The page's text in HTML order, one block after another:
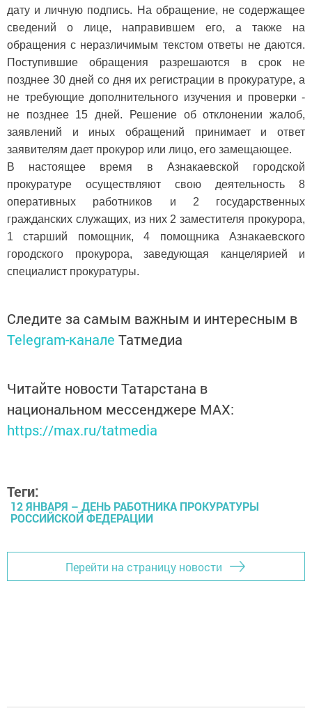
дату и личную подпись. На обращение, не содержащее
сведений о лице, направившем его, а также на
обращения с неразличимым текстом ответы не даются.
Поступившие обращения разрешаются в срок не
позднее 30 дней со дня их регистрации в прокуратуре, а
не требующие дополнительного изучения и проверки -
не позднее 15 дней. Решение об отклонении жалоб,
заявлений и иных обращений принимает и ответ
заявителям дает прокурор или лицо, его замещающее.
В настоящее время в Азнакаевской городской
прокуратуре осуществляют свою деятельность 8
оперативных работников и 2 государственных
гражданских служащих, из них 2 заместителя прокурора,
1 старший помощник, 4 помощника Азнакаевского
городского прокурора, заведующая канцелярией и
специалист прокуратуры.
Следите за самым важным и интересным в
Telegram-канале Татмедиа
Читайте новости Татарстана в
национальном мессенджере MАХ:
https://max.ru/tatmedia
Теги:
12 ЯНВАРЯ – ДЕНЬ РАБОТНИКА ПРОКУРАТУРЫ
РОССИЙСКОЙ ФЕДЕРАЦИИ
Перейти на страницу новости